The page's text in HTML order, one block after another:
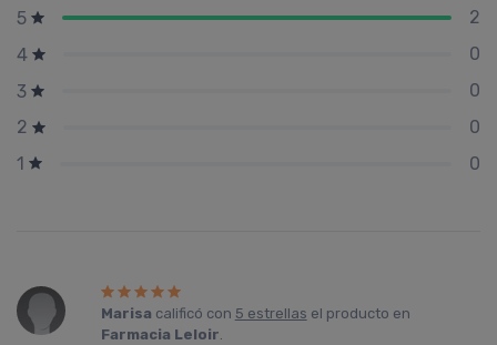
5
2
4
0
3
0
2
0
1
0
Marisa calificó con 5 estrellas el producto en
Farmacia Leloir.